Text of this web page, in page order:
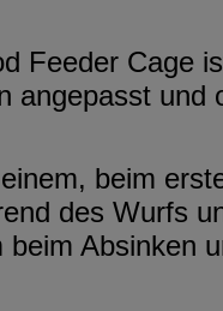
Feeder Cage
angepasst und
beim
des Wurfs
beim Absinken